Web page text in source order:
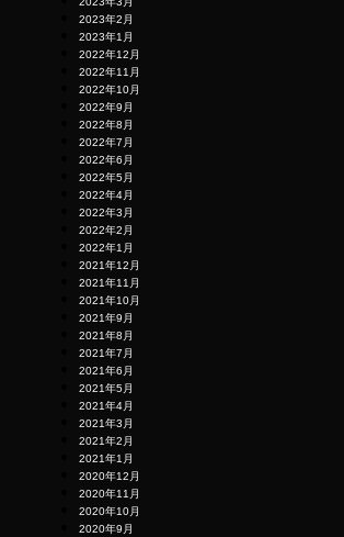
2023年2月
2023年1月
2022年12月
2022年11月
2022年10月
2022年9月
2022年8月
2022年7月
2022年6月
2022年5月
2022年4月
2022年3月
2022年2月
2022年1月
2021年12月
2021年11月
2021年10月
2021年9月
2021年8月
2021年7月
2021年6月
2021年5月
2021年4月
2021年3月
2021年2月
2021年1月
2020年12月
2020年11月
2020年10月
2020年9月